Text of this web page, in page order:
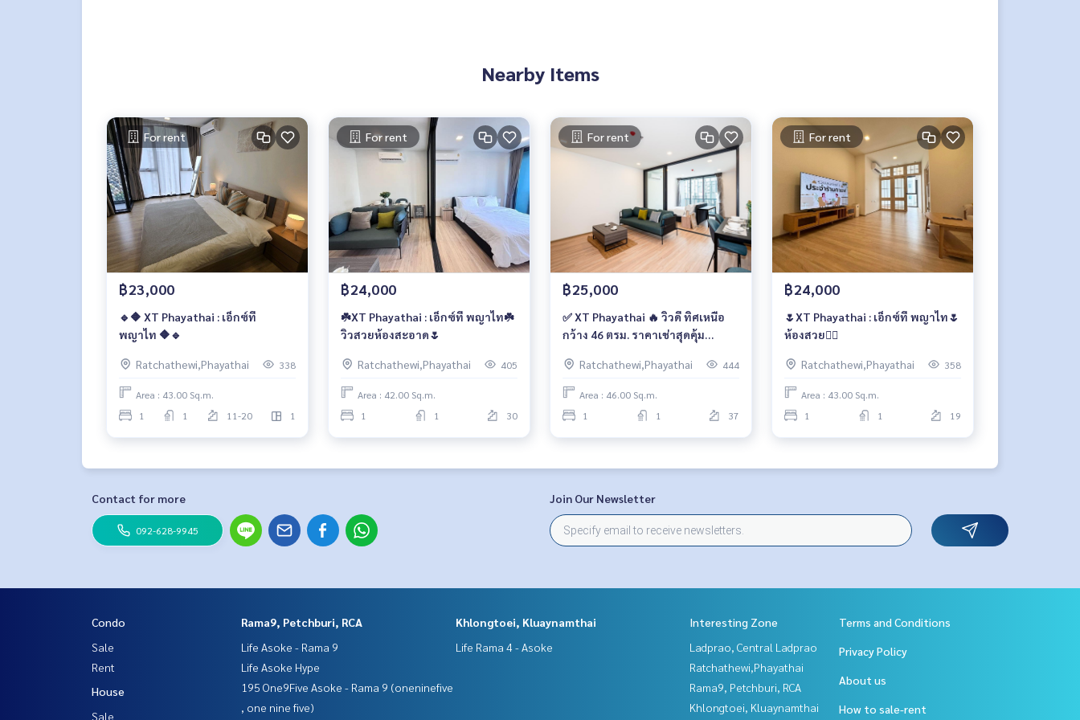
Siam Discovery 2.3 กม.
.
🥰 Contact
Line : @therealproperty
Wechat : TheRealP
WhatsApp : +66 82 269 6289
Tel092-628-9945Baimint
Call
082-269-6289Mo for EN/TH
Nearby Items
For rent
฿23,000
🔹🔶 XT Phayathai : เอ็กซ์ที
พญาไท 🔶🔹
Ratchathewi,Phayathai 338
Area : 43.00 Sq.m.
1
1 11-20 1
For rent
฿24,000
☘️XT Phayathai : เอ็กซ์ที พญาไท☘️
วิวสวยห้องสะอาด🌷
Ratchathewi,Phayathai 405
Area : 42.00 Sq.m.
1
1 30
For rent
฿25,000
✅ XT Phayathai 🔥 วิวดี ทิศเหนือ
กว้าง 46 ตรม. ราคาเช่าสุดคุ้ม
Ratchathewi,Phayathai
444
Area : 46.00 Sq.m.
1
1 37
For rent
฿24,000
🌷XT Phayathai : เอ็กซ์ที พญาไท🌷
ห้องสวย❤️‍🔥
Ratchathewi,Phayathai 358
Area : 43.00 Sq.m.
1
1 19
Contact for more
092-628-9945
Join Our Newsletter
Condo
Sale
Rent
House
Sale
Rama9, Petchburi, RCA
Life Asoke - Rama 9
Life Asoke Hype
195 One9Five Asoke - Rama 9 (oneninefive
, one nine five)
Khlongtoei, Kluaynamthai
Life Rama 4 - Asoke
Interesting Zone
Ladprao, Central Ladprao
Ratchathewi,Phayathai
Rama9, Petchburi, RCA
Khlongtoei, Kluaynamthai
Terms and Conditions
Privacy Policy
About us
How to sale-rent